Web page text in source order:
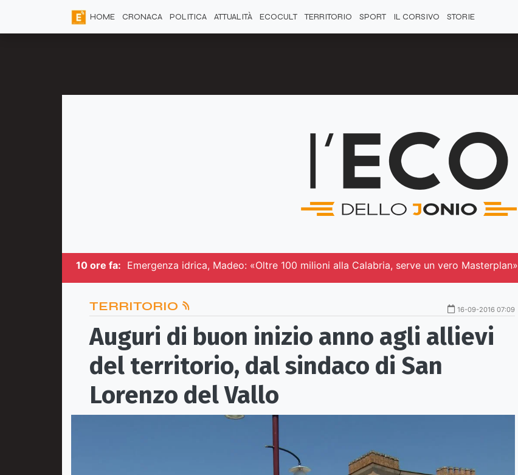
HOME CRONACA POLITICA ATTUALITÀ ECOCULT TERRITORIO SPORT IL CORSIVO STORIE
10 ore fa: Emergenza idrica, Madeo: «Oltre 100 milioni alla Calabria, serve un vero Masterplan»
TERRITORIO 16-09-2016 07:09
Auguri di buon inizio anno agli allievi
del territorio, dal sindaco di San
Lorenzo del Vallo